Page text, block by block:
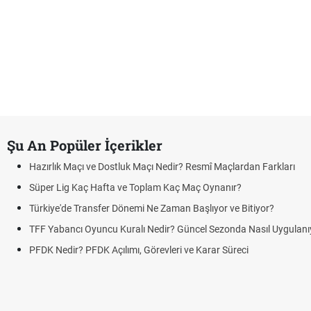
Şu An Popüler İçerikler
Hazırlık Maçı ve Dostluk Maçı Nedir? Resmî Maçlardan Farkları
Süper Lig Kaç Hafta ve Toplam Kaç Maç Oynanır?
Türkiye'de Transfer Dönemi Ne Zaman Başlıyor ve Bitiyor?
TFF Yabancı Oyuncu Kuralı Nedir? Güncel Sezonda Nasıl
PFDK Nedir? PFDK Açılımı, Görevleri ve Karar Süreci